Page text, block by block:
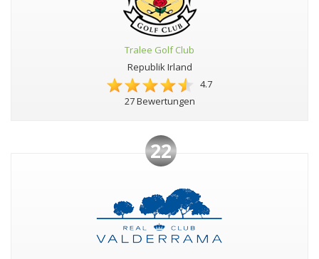
Tralee Golf Club
Republik Irland
4.7
27 Bewertungen
22